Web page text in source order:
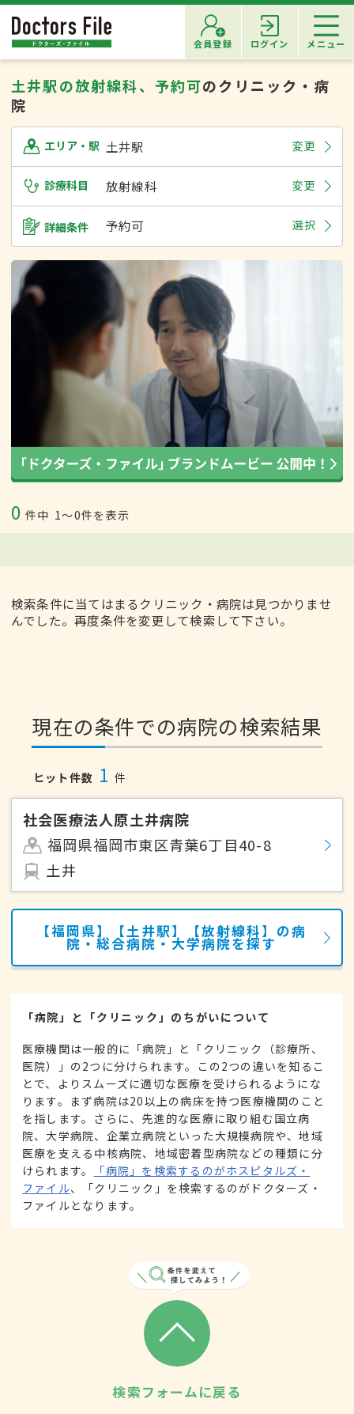
会員登録 ログイン メニュー
土井駅の放射線科、予約可のクリニック・病
院
エリア・駅 土井駅 変更
診療科目 放射線科 変更
詳細条件 予約可 選択
0 件中 1〜0件を表示
検索条件に当てはまるクリニック・病院は見つかりませ
んでした。再度条件を変更して検索して下さい。
現在の条件での病院の検索結果
ヒット件数 1 件
社会医療法人原土井病院
福岡県福岡市東区青葉6丁目40-8
土井
【福岡県】【土井駅】【放射線科】の病
院・総合病院・大学病院を探す
「病院」と「クリニック」のちがいについて
医療機関は一般的に「病院」と「クリニック（診療所、
医院）」の2つに分けられます。この2つの違いを知るこ
とで、よりスムーズに適切な医療を受けられるようにな
ります。まず病院は20以上の病床を持つ医療機関のこと
を指します。さらに、先進的な医療に取り組む国立病
院、大学病院、企業立病院といった大規模病院や、地域
医療を支える中核病院、地域密着型病院などの種類に分
けられます。
「病院」を検索するのがホスピタルズ・
ファイル、「クリニック」を検索するのがドクターズ・
ファイルとなります。
検索フォームに戻る